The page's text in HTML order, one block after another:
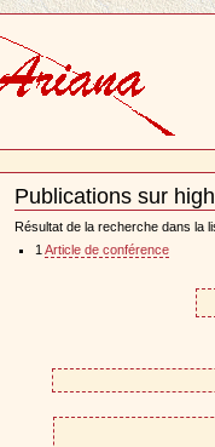
Publications sur
Document
Actions
Résultat de la recherche dans la
1 Article de conférence